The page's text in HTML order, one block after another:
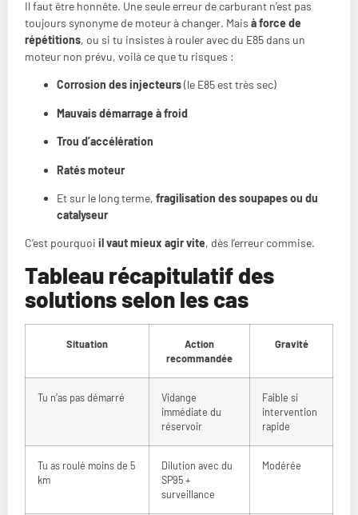
Il faut être honnête. Une seule erreur de carburant n’est pas
toujours synonyme de moteur à changer. Mais à force de
répétitions, ou si tu insistes à rouler avec du E85 dans un
moteur non prévu, voilà ce que tu risques :
Corrosion des injecteurs(le E85 est très sec)
Mauvais démarrage à froid
Trou d’accélération
Ratés moteur
Et sur le long terme, fragilisation des soupapes ou du
catalyseur
C’est pourquoi il vaut mieux agir vite, dès l’erreur commise.
Tableau récapitulatif des
solutions selon les cas
Situation
Action
recommandée
Gravité
Tu n’as pas démarré
Vidange
immédiate du
réservoir
Faible si
intervention
rapide
Tu as roulé moins de 5
km
Dilution avec du
SP95 +
surveillance
Modérée